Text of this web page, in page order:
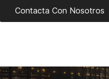
Contacta Con Nosotros